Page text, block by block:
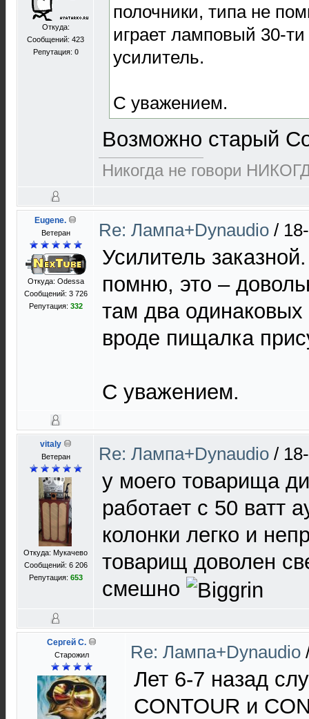
Откуда:
Сообщений: 423
Репутация: 0
полочники, типа не
играет ламповый 30-
усилитель.
С уважением.
Возможно старый
Никогда не говори
Eugene.
Ветеран
Откуда: Odessa
Сообщений: 3 726
Репутация: 332
Re: Лампа+Dynaudio /
Усилитель
помню, это –
там два
вроде пищалка
С уважением.
vitaly
Ветеран
Откуда: Мукачево
Сообщений: 6 206
Репутация: 653
Re: Лампа+Dynaudio /
у моего товарища
работает с 50 ватт
колонки легко и
товарищ доволен
смешно
Сергей C.
Старожил Re: Лампа+Dynaudio
Лет 6-7 назад
CONTOUR и